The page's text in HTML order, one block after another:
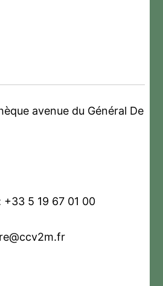
avenue du Général De
5 19 67 01 00